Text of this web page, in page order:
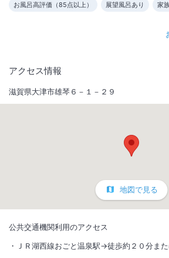
お風呂高評価（85点以上） 展望風呂あり 家
アクセス情報
滋賀県大津市雄琴６－１－２９
地図で見る
公共交通機関利用のアクセス
ＪＲ湖西線おごと温泉駅→徒歩約２０分ま